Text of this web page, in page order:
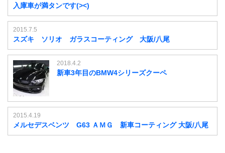
入庫車が満タンです(><)
2015.7.5
スズキ ソリオ ガラスコーティング 大阪/八尾
2018.4.2
新車3年目のBMW4シリーズクーペ
2015.4.19
メルセデスベンツ G63 ＡＭＧ 新車コーティング 大阪/八尾